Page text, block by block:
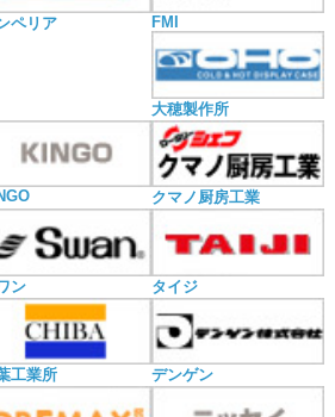
ペリア FMI
大穂製作所
クマノ厨房工業
ン タイジ
工業所 デンゲン